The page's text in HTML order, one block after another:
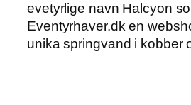
evetyrlige navn Halcyon
Eventyrhaver.dk en
unika springvand i kobber